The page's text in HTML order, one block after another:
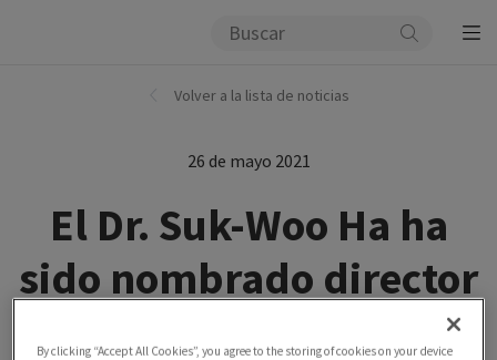
Volver a la lista de noticias
26 de mayo 2021
El Dr. Suk-Woo Ha ha
sido nombrado director
general del grupo
By clicking “Accept All Cookies”, you agree to the storing of cookies on your device